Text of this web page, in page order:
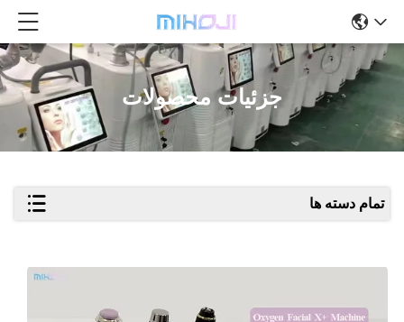
جزئیات محصولات
تمام دسته ها